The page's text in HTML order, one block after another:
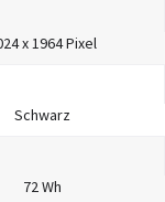
x 1964 Pixel
Schwarz
72 Wh